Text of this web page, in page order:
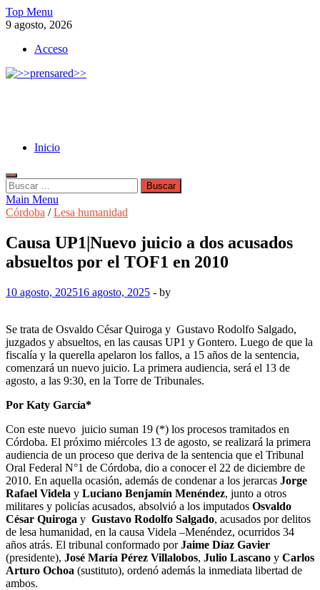
Skip
to
Top Menu
9 agosto, 2026
Acceso
Inicio
Buscar:
Main Menu
Córdoba /Lesa humanidad
Causa UP1|Nuevo juicio a dos acusados
absueltos por el TOF1 en 2010
10 agosto, 202516 agosto, 2025 - by
Se trata de Osvaldo César Quiroga y Gustavo Rodolfo Salgado,
juzgados y absueltos, en las causas UP1 y Gontero. Luego de que la
fiscalía y la querella apelaron los fallos, a 15 años de la sentencia,
comenzará un nuevo juicio. La primera audiencia, será el 13 de
agosto, a las 9:30, en la Torre de Tribunales.
Por Katy García*
Con este nuevo juicio suman 19 (*) los procesos tramitados en
Córdoba. El próximo miércoles 13 de agosto, se realizará la primera
audiencia de un proceso que deriva de la sentencia que el Tribunal
Oral Federal N°1 de Córdoba, dio a conocer el 22 de diciembre de
2010. En aquella ocasión, además de condenar a los jerarcas Jorge
Rafael Videla y Luciano Benjamín Menéndez, junto a otros
militares y policías acusados, absolvió a los imputados Osvaldo
César Quiroga y Gustavo Rodolfo Salgado, acusados por delitos
de lesa humanidad, en la causa Videla –Menéndez, ocurridos 34
años atrás. El tribunal conformado porJaime Díaz Gavier
(presidente), José María Pérez Villalobos, Julio Lascano y Carlos
Arturo Ochoa (sustituto), ordenó además la inmediata libertad de
ambos.